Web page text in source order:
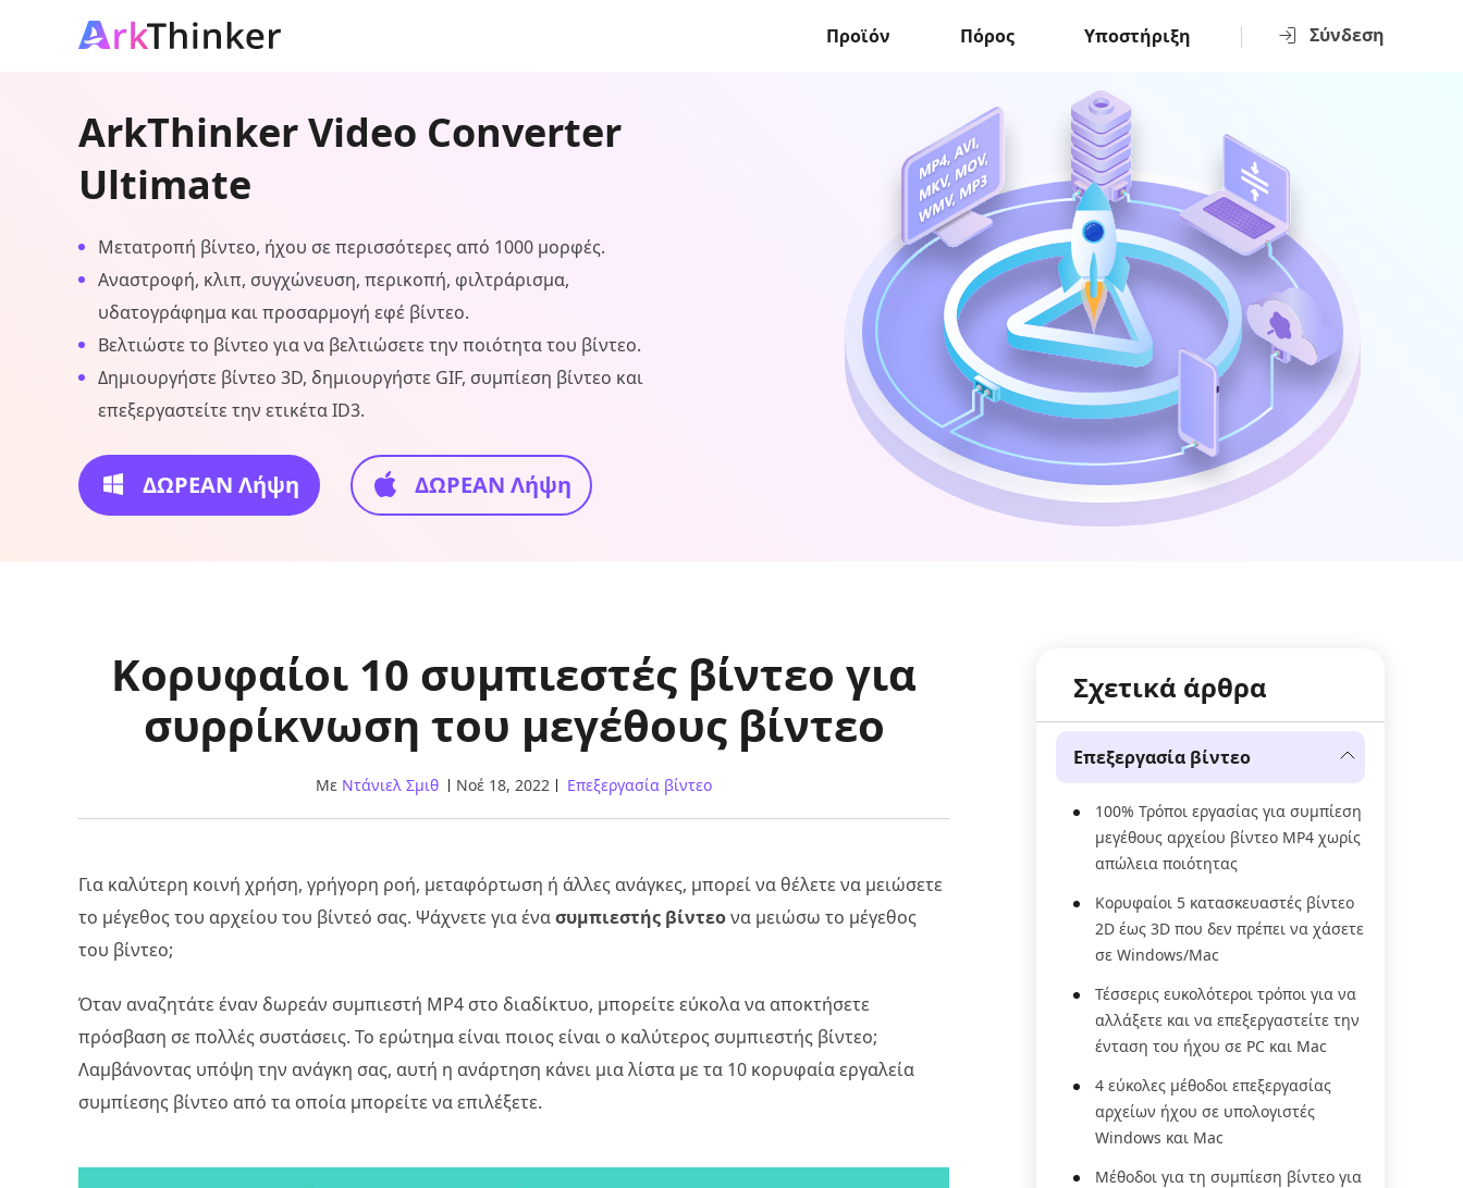
Σύνδεση
Προϊόν Πόρος Υποστήριξη
ArkThinker Video Converter
Ultimate
Μετατροπή βίντεο, ήχου σε περισσότερες από 1000 μορφές.
Αναστροφή, κλιπ, συγχώνευση, περικοπή, φιλτράρισμα,
υδατογράφημα και προσαρμογή εφέ βίντεο.
Βελτιώστε το βίντεο για να βελτιώσετε την ποιότητα του βίντεο.
Δημιουργήστε βίντεο 3D, δημιουργήστε GIF, συμπίεση βίντεο και
επεξεργαστείτε την ετικέτα ID3.
ΔΩΡΕΑΝ Λήψη ΔΩΡΕΑΝ Λήψη
Κορυφαίοι 10 συμπιεστές βίντεο για
συρρίκνωση του μεγέθους βίντεο
Με Ντάνιελ Σμιθ Νοέ 18, 2022 Επεξεργασία βίντεο
Για καλύτερη κοινή χρήση, γρήγορη ροή, μεταφόρτωση ή άλλες ανάγκες, μπορεί να θέλετε να μειώσετε
το μέγεθος του αρχείου του βίντεό σας. Ψάχνετε για ένασυμπιεστής βίντεονα μειώσω το μέγεθος
του βίντεο;
Όταν αναζητάτε έναν δωρεάν συμπιεστή MP4 στο διαδίκτυο, μπορείτε εύκολα να αποκτήσετε
πρόσβαση σε πολλές συστάσεις. Το ερώτημα είναι ποιος είναι ο καλύτερος συμπιεστής βίντεο;
Λαμβάνοντας υπόψη την ανάγκη σας, αυτή η ανάρτηση κάνει μια λίστα με τα 10 κορυφαία εργαλεία
συμπίεσης βίντεο από τα οποία μπορείτε να επιλέξετε.
Σχετικά άρθρα
Επεξεργασία βίντεο
100% Τρόποι εργασίας για συμπίεση
μεγέθους αρχείου βίντεο MP4 χωρίς
απώλεια ποιότητας
Κορυφαίοι 5 κατασκευαστές βίντεο
2D έως 3D που δεν πρέπει να χάσετε
σε Windows/Mac
Τέσσερις ευκολότεροι τρόποι για να
αλλάξετε και να επεξεργαστείτε την
ένταση του ήχου σε PC και Mac
4 εύκολες μέθοδοι επεξεργασίας
αρχείων ήχου σε υπολογιστές
Windows και Mac
Μέθοδοι για τη συμπίεση βίντεο για